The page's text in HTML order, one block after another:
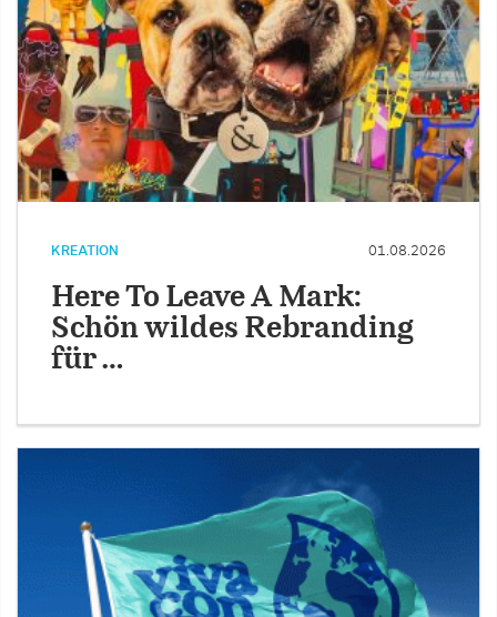
KREATION 01.08.2026
Here To Leave A Mark:
Schön wildes Rebranding
für …